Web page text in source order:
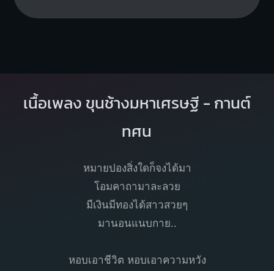
เนื้อเพลง ขุนช้างมหาเศรษฐี - กานต์
ทศน
หมายปองสิ่งใดก็จงได้มา
โอมคาถามาละลวย
มีเงินมีทองได้สาวสวยๆ
มานอนแนบกาย..
หอบเอาชีวิต หอบเอาความหวัง